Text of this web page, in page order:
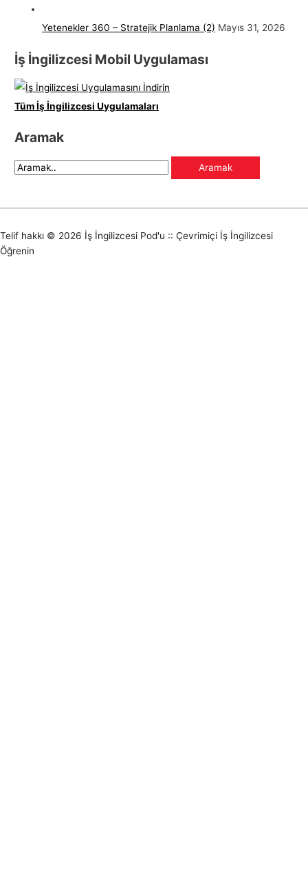
Yetenekler 360 – Stratejik Planlama (2) Mayıs 31, 2026
İş İngilizcesi Mobil Uygulaması
Tüm İş İngilizcesi Uygulamaları
Aramak
Telif hakkı © 2026 İş İngilizcesi Pod'u :: Çevrimiçi İş İngilizcesi
Öğrenin